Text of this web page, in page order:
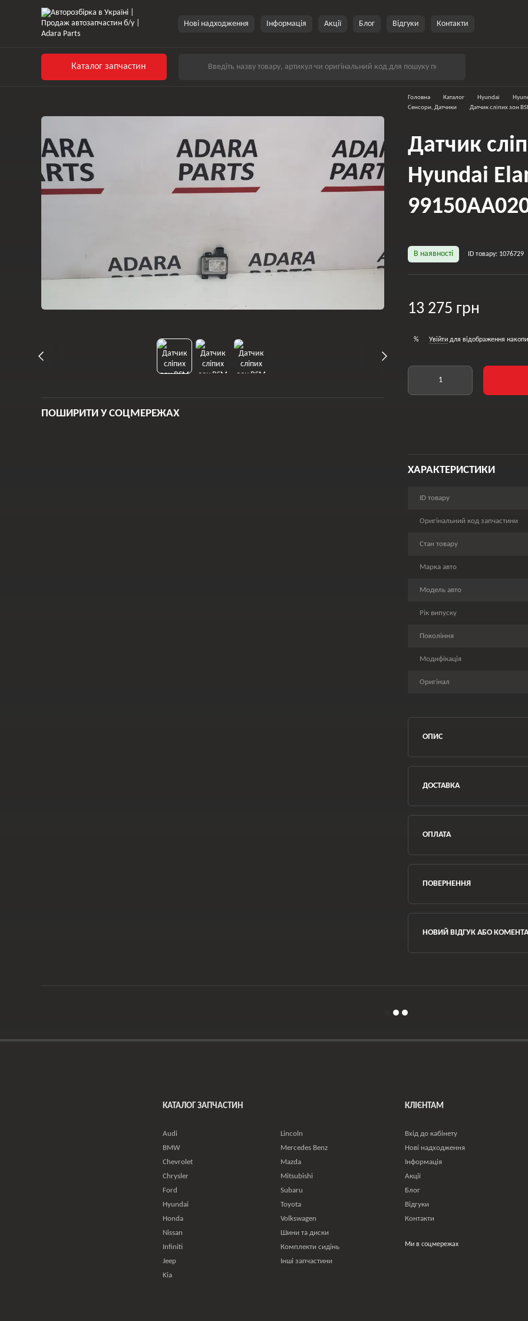
Перейти до основного контенту
Нові надходження
Інформація Акції Блог Відгуки Контакти
Каталог запчастин
ПОШИРИТИ У СОЦМЕРЕЖАХ
Головна Каталог Hyundai
Сенсори, Датчики
Датчик сліпих зон
Датчик
Hyundai
В наявності ID товару: 1076729
13 275 грн
% Увійти для відображення
ХАРАКТЕРИСТИКИ
ID товару
Оригінальний код запчастини
Стан товару
Марка авто
Модель авто
Рік випуску
Покоління
Модифікація
Оригінал
ОПИС
ДОСТАВКА
ОПЛАТА
ПОВЕРНЕННЯ
НОВИЙ ВІДГУК АБО
КАТАЛОГ ЗАПЧАСТИН
Audi
BMW
Chevrolet
Chrysler
Ford
Hyundai
Honda
Nissan
Infiniti
Jeep
Kia
Lincoln
Mercedes Benz
Mazda
Mitsubishi
Subaru
Toyota
Volkswagen
Шини та диски
Комплекти сидінь
Інші запчастини
КЛІЄНТАМ
Вхід до кабінету
Нові надходження
Інформація
Акції
Блог
Відгуки
Контакти
Ми в соцмережах